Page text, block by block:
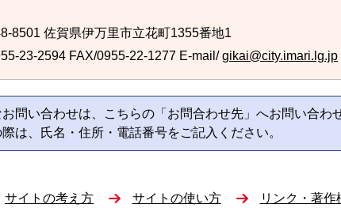
8501 佐賀県伊万里市立花町1355番地1
23-2594 FAX/0955-22-1277 E-mail/gikai@city.imari.lg.jp
問い合わせは、こちらの「お問合わせ先」へお問い合わ
は、氏名・住所・電話番号をご記入ください。
サイトの考え方 サイトの使い方 リンク・著作